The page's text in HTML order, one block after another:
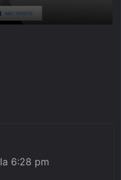
6:28 pm